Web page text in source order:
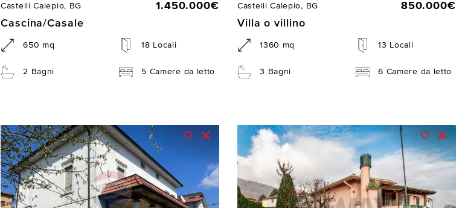
Castelli Calepio, BG
1.450.000€
Cascina/Casale
650 mq 18 Locali
2 Bagni 5 Camere da letto
Castelli Calepio, BG
850.000€
Villa o villino
1360 mq 13 Locali
3 Bagni 6 Camere da letto